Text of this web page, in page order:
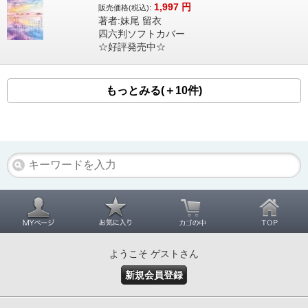
販売価格(税込): 1,997 円
著者:妹尾 留衣
四六判ソフトカバー
☆好評発売中☆
もっとみる(＋10件)
ようこそ ゲストさん
新規会員登録